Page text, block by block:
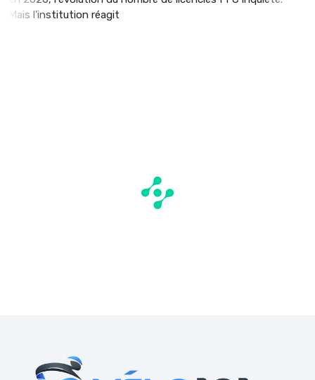
Mais l'institution réagit